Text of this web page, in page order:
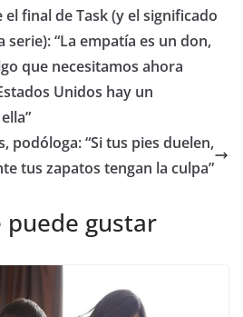
final de Task (y el significado
serie): “La empatía es un don,
que necesitamos ahora
Unidos hay un
podóloga: “Si tus pies duelen,
tus zapatos tengan la culpa”
gustar